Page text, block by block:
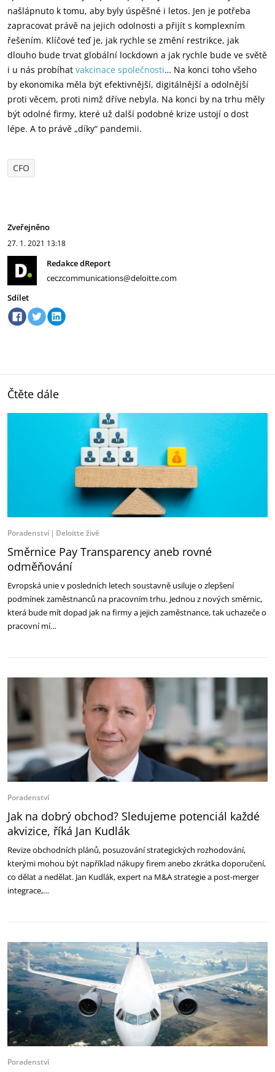
našlápnuto k tomu, aby byly úspěšné i letos. Jen je potřeba
zapracovat právě na jejich odolnosti a přijít s komplexním
řešením. Klíčové teď je, jak rychle se změní restrikce, jak
dlouho bude trvat globální lockdown a jak rychle bude ve světě
i u nás probíhat vakcinace společnosti… Na konci toho všeho
by ekonomika měla být efektivnější, digitálnější a odolnější
proti věcem, proti nimž dříve nebyla. Na konci by na trhu měly
být odolné firmy, které už další podobné krize ustojí o dost
lépe. A to právě „díky“ pandemii.
CFO
Zveřejněno
27. 1. 2021 13:18
Redakce dReport
ceczcommunications@deloitte.com
Sdílet
Čtěte dále
Poradenství Deloitte živě
Směrnice Pay Transparency aneb rovné
odměňování
Evropská unie v posledních letech soustavně usiluje o zlepšení
podmínek zaměstnanců na pracovním trhu. Jednou z nových směrnic,
která bude mít dopad jak na firmy a jejich zaměstnance, tak uchazeče o
pracovní mí…
Poradenství
Jak na dobrý obchod? Sledujeme potenciál každé
akvizice, říká Jan Kudlák
Revize obchodních plánů, posuzování strategických rozhodování,
kterými mohou být například nákupy firem anebo zkrátka doporučení,
co dělat a nedělat. Jan Kudlák, expert na M&A strategie a post-merger
integrace,…
Poradenství